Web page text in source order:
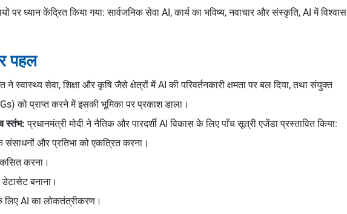
पर ध्यान केंद्रित किया गया: सार्वजनिक सेवा AI, कार्य का भविष्य, नवाचार और संस्कृति, AI में विश्वास
पहल
ने स्वास्थ्य सेवा, शिक्षा और कृषि जैसे क्षेत्रों में AI की परिवर्तनकारी क्षमता पर बल दिया, तथा संयुक्त
को प्राप्त करने में इसकी भूमिका पर प्रकाश डाला।
स्तंभ:प्रधानमंत्री मोदी ने नैतिक और पारदर्शी AI विकास के लिए पाँच सूत्री एजेंडा प्रस्तावित किया:
संसाधनों और प्रतिभा को एकत्रित करना।
करना।
डेटासेट बनाना।
लिए AI का लोकतंत्रीकरण।